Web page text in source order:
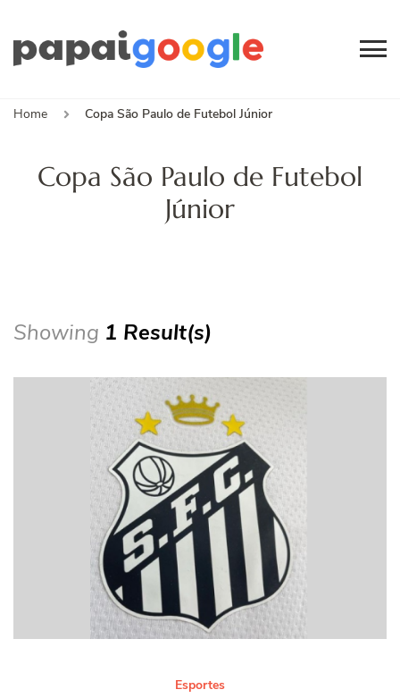
Home
Copa São Paulo de Futebol Júnior
Copa São Paulo de Futebol
Júnior
Showing 1 Result(s)
Esportes